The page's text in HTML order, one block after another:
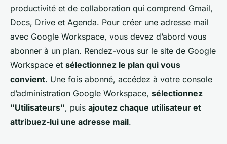
productivité et de collaboration qui comprend Gmail,
Docs, Drive et Agenda. Pour créer une adresse mail
avec Google Workspace, vous devez d’abord vous
abonner à un plan. Rendez-vous sur le site de Google
Workspace et sélectionnez le plan qui vous
convient. Une fois abonné, accédez à votre console
d’administration Google Workspace, sélectionnez
"Utilisateurs", puis ajoutez chaque utilisateur et
attribuez-lui une adresse mail.